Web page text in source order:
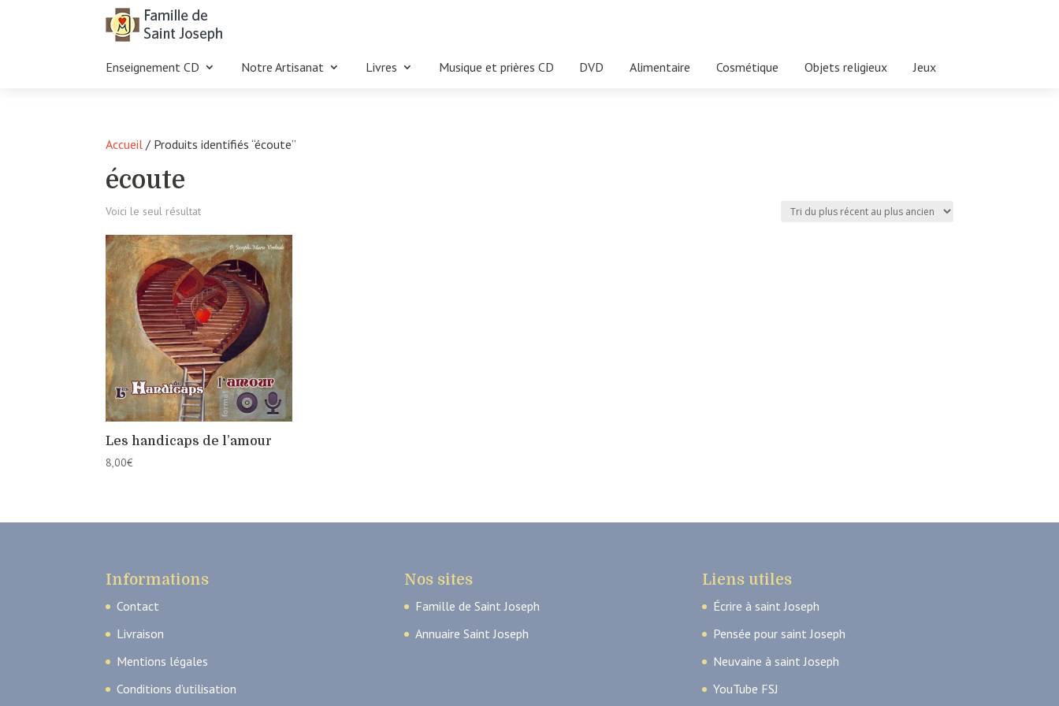
Enseignement CD Notre Artisanat Livres Musique et prières CD DVD Alimentaire Cosmétique Objets religieux Jeux
Accueil / Produits identifiés “écoute”
écoute
Voici le seul résultat
Les handicaps de l’amour
8,00€
Informations
Contact
Livraison
Mentions légales
Conditions d’utilisation
Nos sites
Famille de Saint Joseph
Annuaire Saint Joseph
Liens utiles
Écrire à saint Joseph
Pensée pour saint Joseph
Neuvaine à saint Joseph
YouTube FSJ